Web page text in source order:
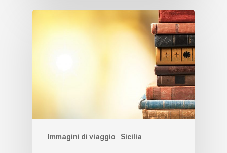
Immagini di viaggio Sicilia